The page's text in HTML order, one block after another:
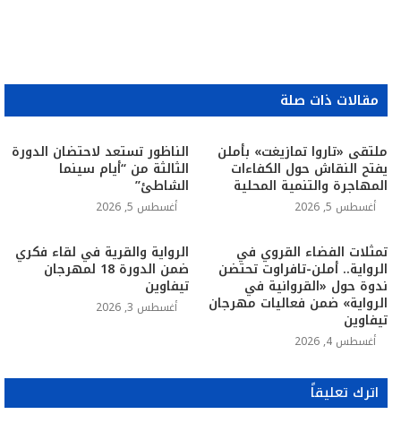
مقالات ذات صلة
ملتقى «تاروا تمازيغت» بأملن
يفتح النقاش حول الكفاءات
المهاجرة والتنمية المحلية
أغسطس 5, 2026
الناظور تستعد لاحتضان الدورة
الثالثة من “أيام سينما
الشاطئ”
أغسطس 5, 2026
تمثلات الفضاء القروي في
الرواية.. أملن-تافراوت تحتضن
ندوة حول «القروانية في
الرواية» ضمن فعاليات مهرجان
تيفاوين
أغسطس 4, 2026
الرواية والقرية في لقاء فكري
ضمن الدورة 18 لمهرجان
تيفاوين
أغسطس 3, 2026
اترك تعليقاً